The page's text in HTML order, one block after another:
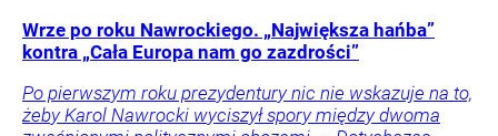
Wrze po roku Nawrockiego. „Największa hańba”
kontra „Cała Europa nam go zazdrości”
Po pierwszym roku prezydentury nic nie wskazuje na to,
żeby Karol Nawrocki wyciszył spory między dwoma